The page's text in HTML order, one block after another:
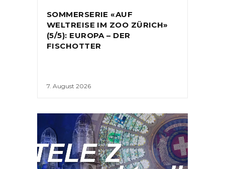
SOMMERSERIE «AUF
WELTREISE IM ZOO ZÜRICH»
(5/5): EUROPA – DER
FISCHOTTER
7. August 2026